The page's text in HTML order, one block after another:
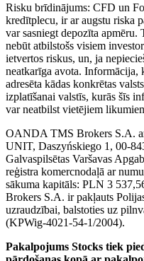
Risku brīdinājums: CFD un
kredītplecu, ir ar augstu riska
var sasniegt depozīta
nebūt atbilstošs visiem
ietvertos riskus, un, ja
neatkarīga avota. Informācija,
adresēta kādas konkrētas
izplatīšanai valstīs, kurās šīs
var neatbilst vietējiem
OANDA TMS Brokers S.A.
UNIT, Daszyńskiego 1, 00-
Galvaspilsētas Varšavas
reģistra komercnodaļā ar
sākuma kapitāls: PLN 3
Brokers S.A. ir pakļauts
uzraudzībai, balstoties uz
(KPWig-4021-54-1/2004).
Pakalpojums Stocks tiek